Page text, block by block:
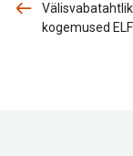
kogemused